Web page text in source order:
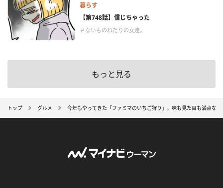
暮らす
【第748話】信じちゃった
＃ないものねだりの女達。
もっと見る
トップ グルメ 今年もやってきた「ファミマのいちご狩り」。味も見た目も満点な